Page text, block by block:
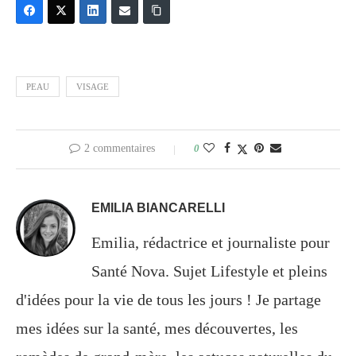
PEAU VISAGE
2 commentaires 0
EMILIA BIANCARELLI
Emilia, rédactrice et journaliste pour
Santé Nova. Sujet Lifestyle et pleins
d'idées pour la vie de tous les jours ! Je partage
mes idées sur la santé, mes découvertes, les